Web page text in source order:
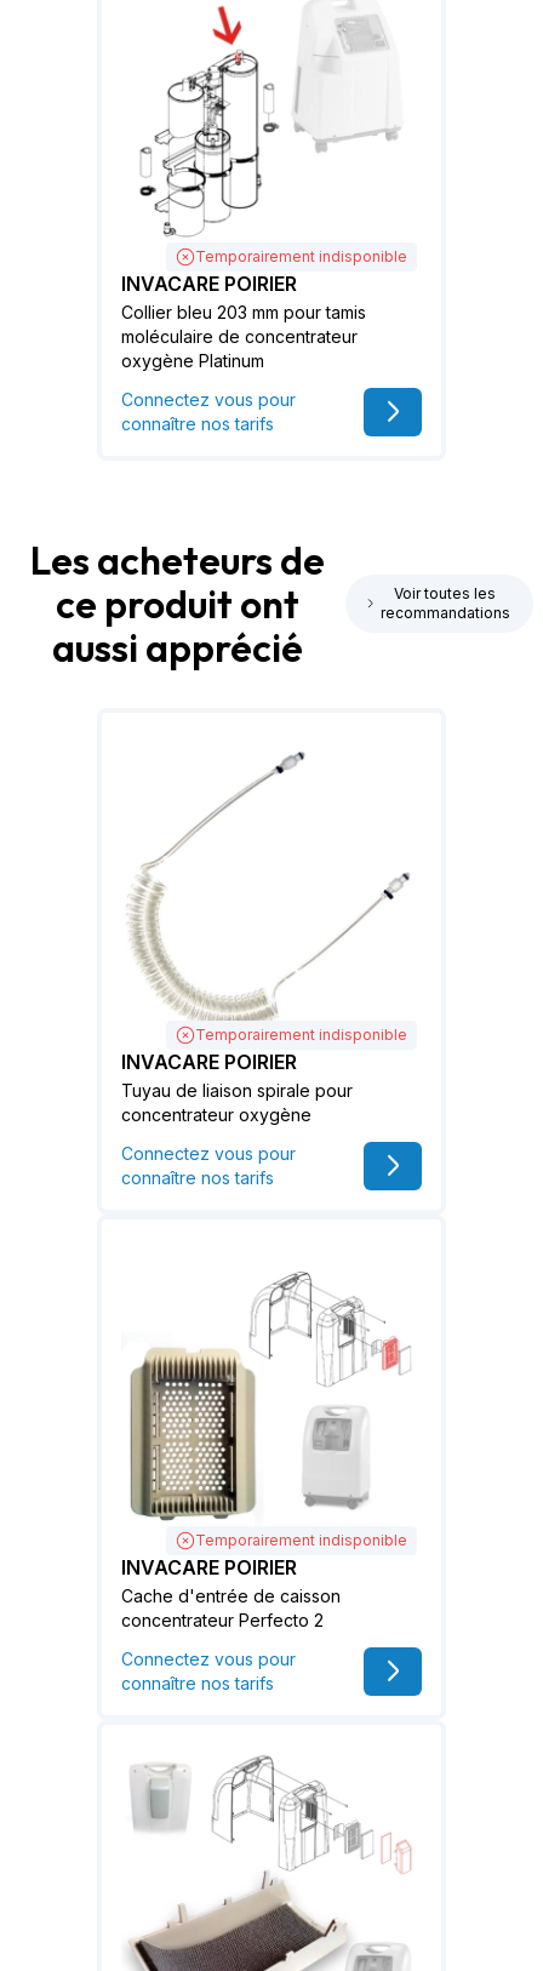
Temporairement indisponible
INVACARE POIRIER
Collier bleu 203 mm pour tamis
moléculaire de concentrateur
oxygène Platinum
Connectez vous pour
connaître nos tarifs
Les acheteurs de
ce produit ont
aussi apprécié
Voir toutes les
recommandations
Temporairement indisponible
INVACARE POIRIER
Tuyau de liaison spirale pour
concentrateur oxygène
Connectez vous pour
connaître nos tarifs
Temporairement indisponible
INVACARE POIRIER
Cache d'entrée de caisson
concentrateur Perfecto 2
Connectez vous pour
connaître nos tarifs